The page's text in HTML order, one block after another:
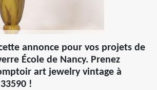
annonce pour vos projets de
École de Nancy. Prenez
art jewelry vintage à
!